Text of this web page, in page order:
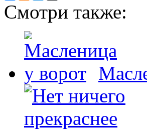
Смотри также: